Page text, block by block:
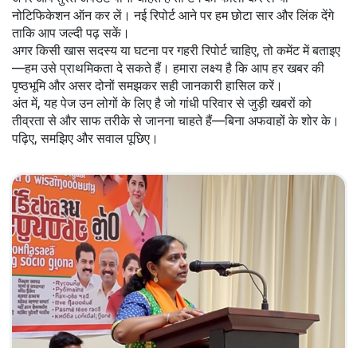
नोटिफिकेशन ऑन कर लें। नई रिपोर्ट आने पर हम छोटा सार और लिंक देंगे
ताकि आप जल्दी पढ़ सकें।
अगर किसी खास सदस्य या घटना पर गहरी रिपोर्ट चाहिए, तो कमेंट में बताइए
—हम उसे प्राथमिकता दे सकते हैं। हमारा लक्ष्य है कि आप हर खबर की
पृष्ठभूमि और असर दोनों समझकर सही जानकारी हासिल करें।
अंत में, यह पेज उन लोगों के लिए है जो गांधी परिवार से जुड़ी खबरों को
तीव्रता से और साफ तरीके से जानना चाहते हैं—बिना अफवाहों के शोर के।
पढ़िए, समझिए और सवाल पूछिए।